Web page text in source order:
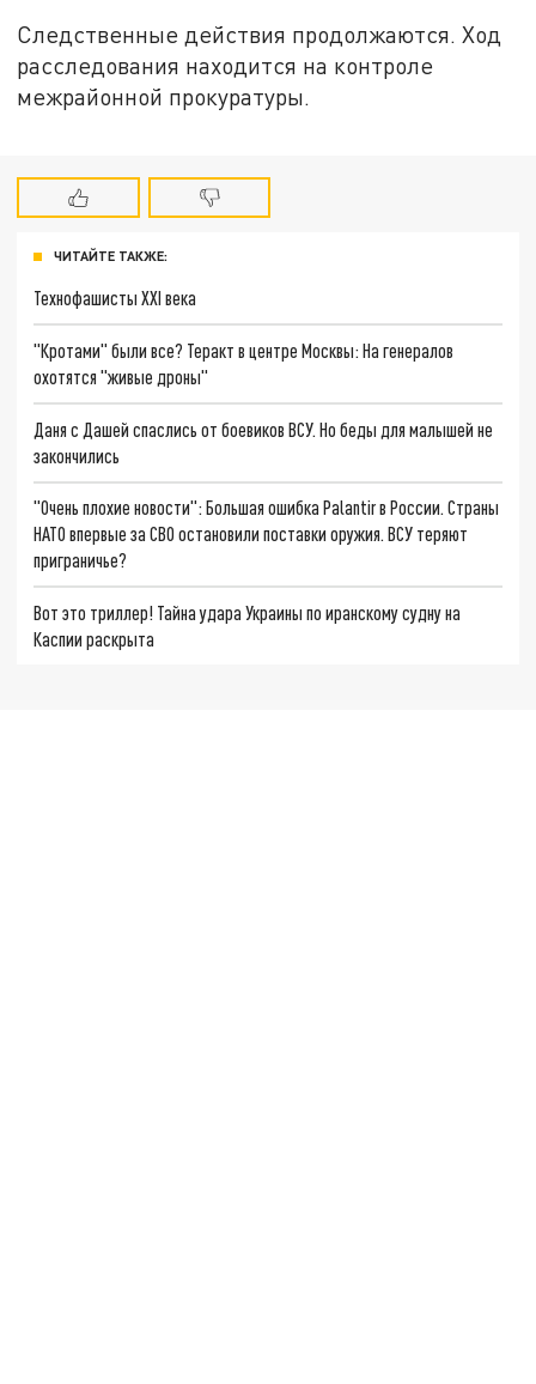
Следственные действия продолжаются. Ход
расследования находится на контроле
межрайонной прокуратуры.
ЧИТАЙТЕ ТАКЖЕ:
Технофашисты XXI века
"Кротами" были все? Теракт в центре Москвы: На генералов
охотятся "живые дроны"
Даня с Дашей спаслись от боевиков ВСУ. Но беды для малышей не
закончились
"Очень плохие новости": Большая ошибка Palantir в России. Страны
НАТО впервые за СВО остановили поставки оружия. ВСУ теряют
приграничье?
Вот это триллер! Тайна удара Украины по иранскому судну на
Каспии раскрыта